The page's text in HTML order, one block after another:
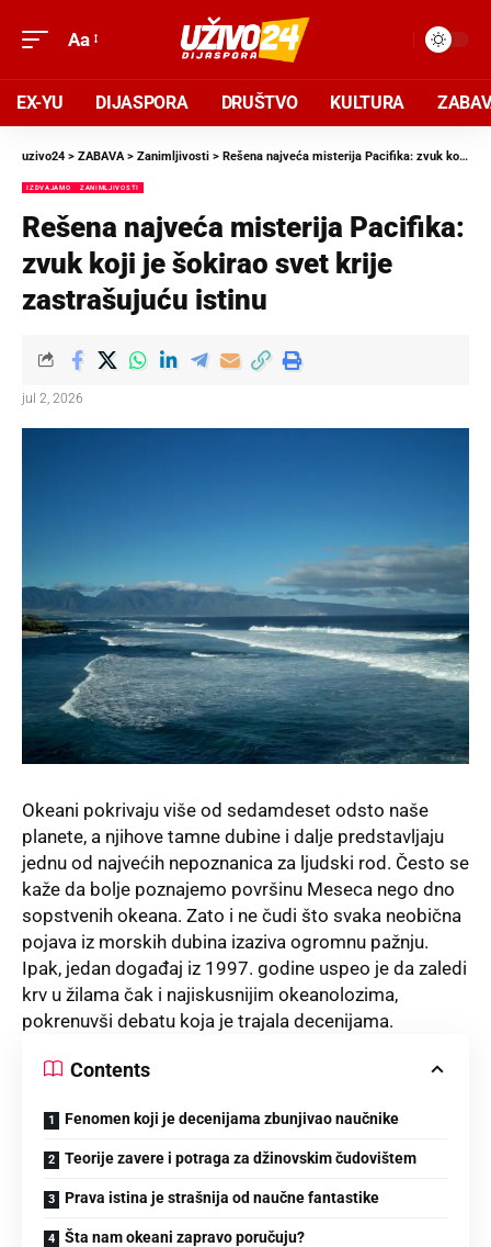
Aa
EX-YU DIJASPORA DRUŠTVO KULTURA
uzivo24 > ZABAVA> Zanimljivosti > Rešena najveća misterija Pacifika: zvuk koji je šokirao svet krije zastrašujuću istinu
IZDVAJAMO ZANIMLJIVOSTI
Rešena najveća misterija Pacifika:
zvuk koji je šokirao svet krije
zastrašujuću istinu
jul 2, 2026
Okeani pokrivaju više od sedamdeset odsto naše
planete, a njihove tamne dubine i dalje predstavljaju
jednu od najvećih nepoznanica za ljudski rod. Često se
kaže da bolje poznajemo površinu Meseca nego dno
sopstvenih okeana. Zato i ne čudi što svaka neobična
pojava iz morskih dubina izaziva ogromnu pažnju.
Ipak, jedan događaj iz 1997. godine uspeo je da zaledi
krv u žilama čak i najiskusnijim okeanolozima,
pokrenuvši debatu koja je trajala decenijama.
Contents
Fenomen koji je decenijama zbunjivao naučnike
Teorije zavere i potraga za džinovskim čudovištem
Prava istina je strašnija od naučne fantastike
Šta nam okeani zapravo poručuju?